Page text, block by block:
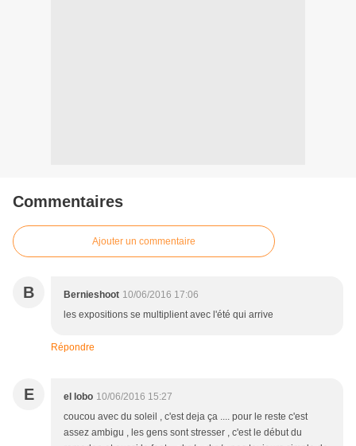
Commentaires
Ajouter un commentaire
B Bernieshoot 10/06/2016 17:06
les expositions se multiplient avec l'été qui arrive
Répondre
E el lobo 10/06/2016 15:27
coucou avec du soleil , c'est deja ça .... pour le reste c'est
assez ambigu , les gens sont stresser , c'est le début du